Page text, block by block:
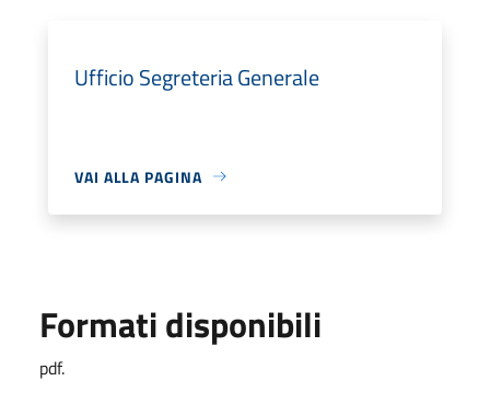
Ufficio Segreteria Generale
VAI ALLA PAGINA
Formati disponibili
pdf.